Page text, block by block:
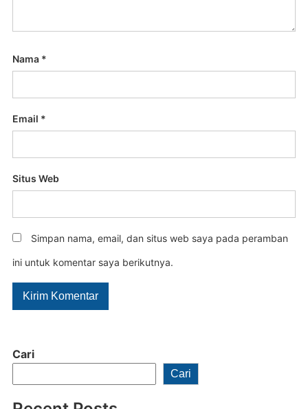
Cari
Cari
Nama *
Email *
Situs Web
Simpan nama, email, dan situs web saya pada peramban
ini untuk komentar saya berikutnya.